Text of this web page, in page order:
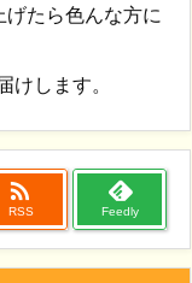
げたら色んな方に
します。

RSS Feedly